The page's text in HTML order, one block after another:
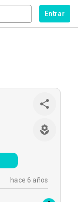
Entrar
hace 6 años